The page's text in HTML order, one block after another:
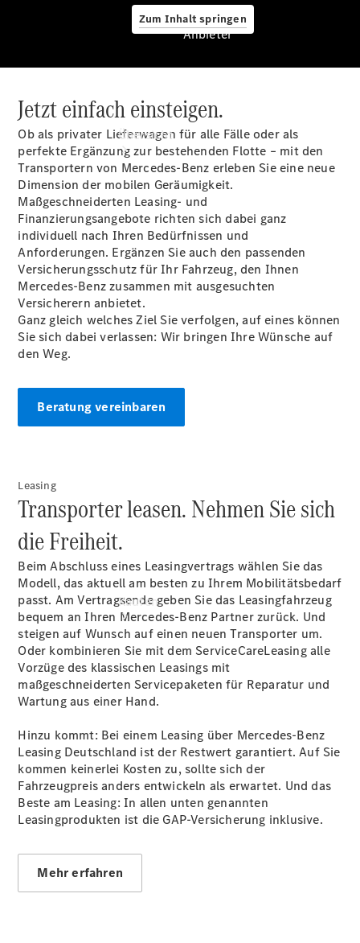
Zum Inhalt springen
Anbieter
Übersicht
Startseite
Ansprechpartner
finden
Probefahrt
vereinbaren
vereinbaren
Tel: +49
Kaufen
Übersicht
Gebrauchtwagensuche
Digitale
Extras
Anbieter
Jetzt einfach einsteigen.
Ob als privater Lieferwagen für alle Fälle oder als
perfekte Ergänzung zur bestehenden Flotte – mit den
Transportern von Mercedes-Benz erleben Sie eine neue
Dimension der mobilen Geräumigkeit.
Maßgeschneiderten Leasing- und
Finanzierungsangebote richten sich dabei ganz
individuell nach Ihren Bedürfnissen und
Anforderungen. Ergänzen Sie auch den passenden
Versicherungsschutz für Ihr Fahrzeug, den Ihnen
Mercedes-Benz zusammen mit ausgesuchten
Versicherern anbietet.
Ganz gleich welches Ziel Sie verfolgen, auf eines können
Sie sich dabei verlassen: Wir bringen Ihre Wünsche auf
den Weg.
Beratung vereinbaren
Leasing
Transporter leasen. Nehmen Sie sich
die Freiheit.
Beim Abschluss eines Leasingvertrags wählen Sie das
Modell, das aktuell am besten zu Ihrem Mobilitätsbedarf
passt. Am Vertragsende geben Sie das Leasingfahrzeug
bequem an Ihren Mercedes-Benz Partner zurück. Und
steigen auf Wunsch auf einen neuen Transporter um.
Oder kombinieren Sie mit dem ServiceCareLeasing alle
Vorzüge des klassischen Leasings mit
maßgeschneiderten Servicepaketen für Reparatur und
Wartung aus einer Hand.
Hinzu kommt: Bei einem Leasing über Mercedes-Benz
Leasing Deutschland ist der Restwert garantiert. Auf Sie
kommen keinerlei Kosten zu, sollte sich der
Fahrzeugpreis anders entwickeln als erwartet. Und das
Beste am Leasing: In allen unten genannten
Leasingprodukten ist die GAP-Versicherung inklusive.
Mehr erfahren